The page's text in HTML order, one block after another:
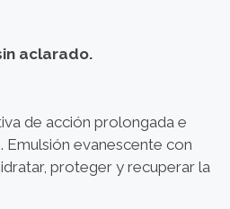
aclarado.
de acción prolongada e
Emulsión evanescente con
proteger y recuperar la